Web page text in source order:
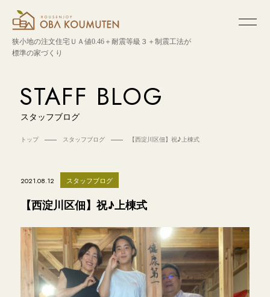
狭小地の注文住宅ＵＡ値0.46＋耐震等級３＋制震工法が
標準の家づくり
STAFF BLOG
スタッフブログ
トップ スタッフブログ 【西淀川区佃】祝♪上棟式
2021.08.12 スタッフブログ
【西淀川区佃】祝♪上棟式